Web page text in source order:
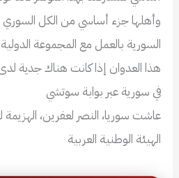
وأهلها جزء أساسي من الكل
السورية بالعمل مع المجموعة
هذا العدوان إذا كانت هناك جدية لدى
في سورية عبر بوابة سوتشي
عاشت سوريا، النصر لعفرين، الهزيمة
الهيئة الوطنية العربية